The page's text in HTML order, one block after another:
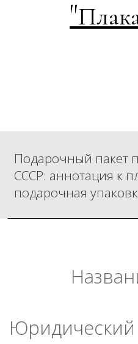
"
Подарочный пакет
СССР: аннотация к
подарочная